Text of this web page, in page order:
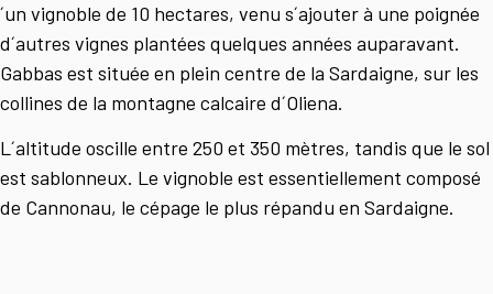
´un vignoble de 10 hectares, venu s´ajouter à une poignée
d´autres vignes plantées quelques années auparavant.
Gabbas est située en plein centre de la Sardaigne, sur les
collines de la montagne calcaire d´Oliena.
L´altitude oscille entre 250 et 350 mètres, tandis que le sol
est sablonneux. Le vignoble est essentiellement composé
de Cannonau, le cépage le plus répandu en Sardaigne.